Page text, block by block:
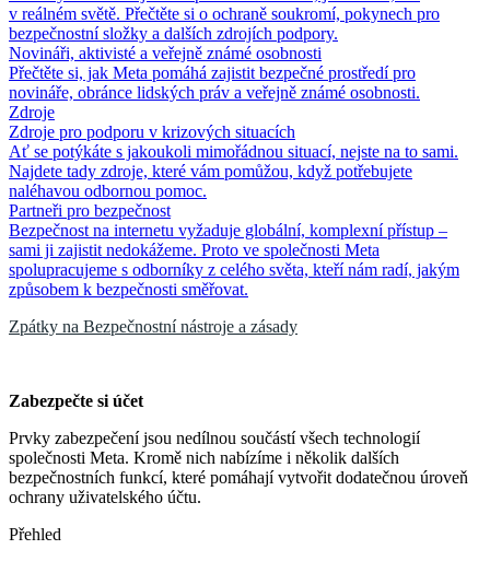
v reálném světě. Přečtěte si o ochraně soukromí, pokynech pro
bezpečnostní složky a dalších zdrojích podpory.
Novináři, aktivisté a veřejně známé osobnosti
Přečtěte si, jak Meta pomáhá zajistit bezpečné prostředí pro
novináře, obránce lidských práv a veřejně známé osobnosti.
Zdroje
Zdroje pro podporu v krizových situacích
Ať se potýkáte s jakoukoli mimořádnou situací, nejste na to sami.
Najdete tady zdroje, které vám pomůžou, když potřebujete
naléhavou odbornou pomoc.
Partneři pro bezpečnost
Bezpečnost na internetu vyžaduje globální, komplexní přístup –
sami ji zajistit nedokážeme. Proto ve společnosti Meta
spolupracujeme s odborníky z celého světa, kteří nám radí, jakým
způsobem k bezpečnosti směřovat.
Zpátky na Bezpečnostní nástroje a zásady
Zabezpečte si účet
Prvky zabezpečení jsou nedílnou součástí všech technologií
společnosti Meta. Kromě nich nabízíme i několik dalších
bezpečnostních funkcí, které pomáhají vytvořit dodatečnou úroveň
ochrany uživatelského účtu.
Přehled